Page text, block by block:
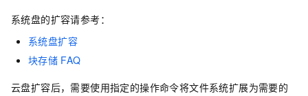
系统盘的扩容请参考：
系统盘扩容
块存储 FAQ
云盘扩容后，需要使用指定的操作命令将文件系统扩展为需要的